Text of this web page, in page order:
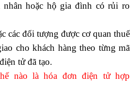
nhân hoặc hộ gia đình có rủi ro
các đối tượng được cơ quan thuế
cho khách hàng theo từng mã
tử đã tạo.
nào là hóa đơn điện tử hợp